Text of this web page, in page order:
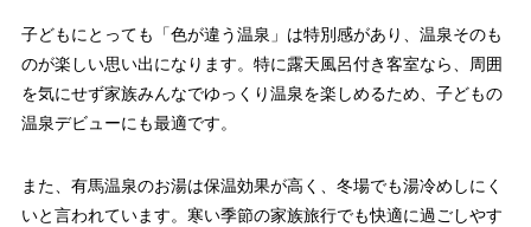
子どもにとっても「色が違う温泉」は特別感があり、温泉そのも
のが楽しい思い出になります。特に露天風呂付き客室なら、周囲
を気にせず家族みんなでゆっくり温泉を楽しめるため、子どもの
温泉デビューにも最適です。
また、有馬温泉のお湯は保温効果が高く、冬場でも湯冷めしにく
いと言われています。寒い季節の家族旅行でも快適に過ごしやす